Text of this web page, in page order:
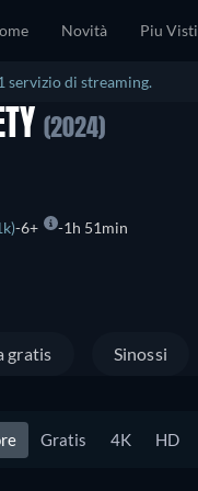
Novità Piu Visti
servizio di streaming.
(2024)
6+ 1h 51min
gratis Sinossi
Gratis 4K HD